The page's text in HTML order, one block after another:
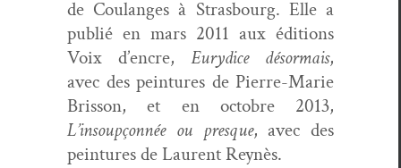
de Coulanges à Stras­bourg. Elle a
pub­lié en mars 2011 aux édi­tions
Voix d’encre, Eury­dice désor­mais,
avec des pein­tures de Pierre-Marie
Bris­son, et en octo­bre 2013,
L’insoupçonnée ou presque, avec des
pein­tures de Lau­rent Reynès.